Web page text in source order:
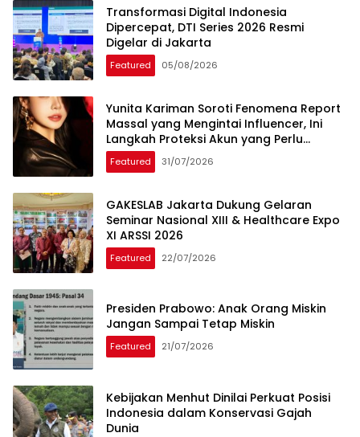
Transformasi Digital Indonesia
Dipercepat, DTI Series 2026 Resmi
Digelar di Jakarta
Featured 05/08/2026
Yunita Kariman Soroti Fenomena Report
Massal yang Mengintai Influencer, Ini
Langkah Proteksi Akun yang Perlu
Diketahui
Featured 31/07/2026
GAKESLAB Jakarta Dukung Gelaran
Seminar Nasional XIII & Healthcare Expo
XI ARSSI 2026
Featured 22/07/2026
Presiden Prabowo: Anak Orang Miskin
Jangan Sampai Tetap Miskin
Featured 21/07/2026
Kebijakan Menhut Dinilai Perkuat Posisi
Indonesia dalam Konservasi Gajah
Dunia